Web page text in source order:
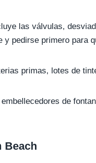
las válvulas,
y pedirse primero para
primas, lotes de
de
Beach